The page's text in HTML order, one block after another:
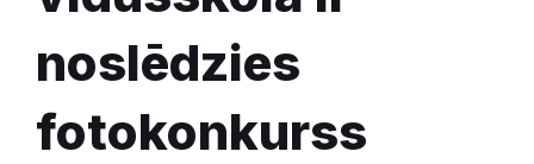
noslēdzies
fotokonkurss